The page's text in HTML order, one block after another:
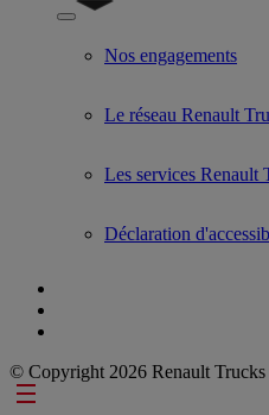
Show submenu for Used
Nos engagements
Le réseau Renault
Les services Renault
Déclaration
© Copyright 2026 Renault Trucks
Footer links